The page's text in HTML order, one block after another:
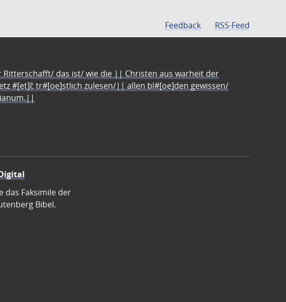
Feedback RSS-Feed
das ist/ wie die || Christen aus warheit der
#[et]c̃ tr#[oe]stlich zulesen/|| allen bl#[oe]den gewissen/
das Faksimile der
Bibel.